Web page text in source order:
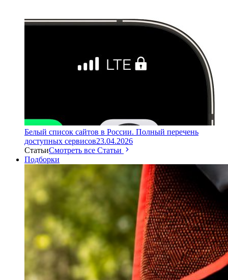
Белый список сайтов в России. Полный перечень
доступных сервисов23.04.2026
СтатьиСмотреть все Статьи
Подборки